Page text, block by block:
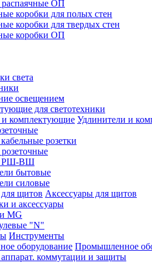
ОП
коробки для полых стен
коробки для твердых стен
коробки ОП
света
освещением
для светотехники
Удлинители и
розетки
РШ-ВШ
бытовые
силовые
Аксессуары для щитов
и аксессуары
MG
"N"
Инструменты
Промышленное
коммутации и защиты